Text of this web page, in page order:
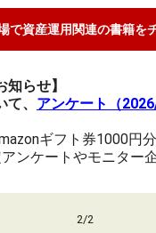
で資産運用関連の書籍を
知らせ】
、 アンケート（
ギフト券1000円
ンケートやモニター
2/2